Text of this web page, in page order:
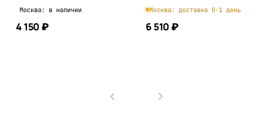
Москва: в наличии
4 150 ₽
Москва: доставка 0-1 день
6 510 ₽